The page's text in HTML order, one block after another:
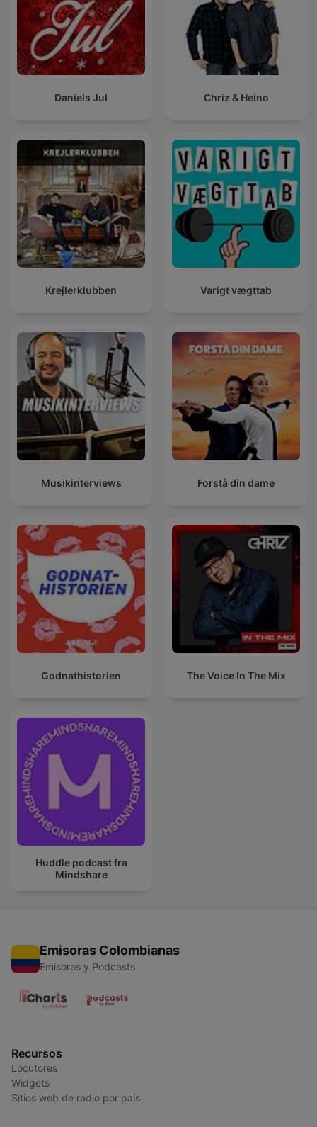
Daniels Jul Chriz & Heino
Krejlerklubben Varigt vægttab
Musikinterviews Forstå din dame
Godnathistorien The Voice In The Mix
Huddle podcast fra
Mindshare
Emisoras Colombianas
Emisoras y Podcasts
Recursos
Locutores
Widgets
Sitios web de radio por país